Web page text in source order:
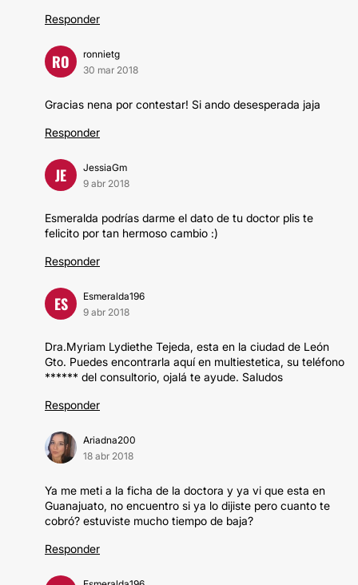
Responder
RO
ronnietg
30 mar 2018
Gracias nena por contestar! Si ando desesperada jaja
Responder
JE
JessiaGm
9 abr 2018
Esmeralda podrías darme el dato de tu doctor plis te
felicito por tan hermoso cambio :)
Responder
ES
Esmeralda196
9 abr 2018
Dra.Myriam Lydiethe Tejeda, esta en la ciudad de León
Gto. Puedes encontrarla aquí en multiestetica, su teléfono
****** del consultorio, ojalá te ayude. Saludos
Responder
Ariadna200
18 abr 2018
Ya me meti a la ficha de la doctora y ya vi que esta en
Guanajuato, no encuentro si ya lo dijiste pero cuanto te
cobró? estuviste mucho tiempo de baja?
Responder